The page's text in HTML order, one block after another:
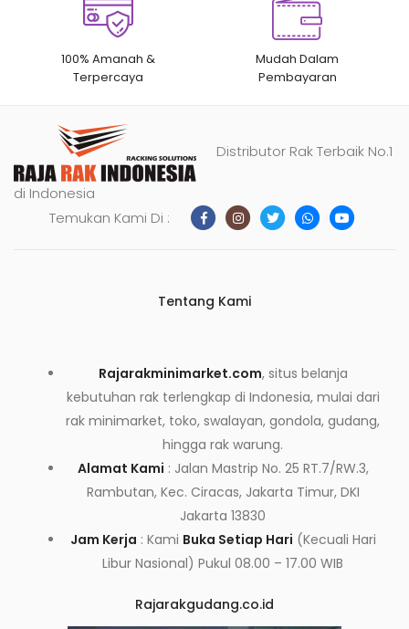
100% Amanah &
Terpercaya
Mudah Dalam
Pembayaran
Distributor Rak Terbaik No.1
di Indonesia
Temukan Kami Di :
Tentang Kami
Rajarakminimarket.com, situs belanja
kebutuhan rak terlengkap di Indonesia, mulai dari
rak minimarket, toko, swalayan, gondola, gudang,
hingga rak warung.
Alamat Kami : Jalan Mastrip No. 25 RT.7/RW.3,
Rambutan, Kec. Ciracas, Jakarta Timur, DKI
Jakarta 13830
Jam Kerja : Kami Buka Setiap Hari (Kecuali Hari
Libur Nasional) Pukul 08.00 – 17.00 WIB
Rajarakgudang.co.id